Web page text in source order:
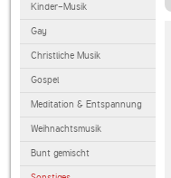
Kinder-Musik
Gay
Christliche Musik
Gospel
Meditation & Entspannung
Weihnachtsmusik
Bunt gemischt